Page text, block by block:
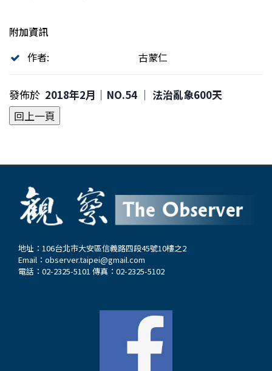
附加資訊
作者:
古蒙仁
發佈於 2018年2月｜NO.54 │ 法治亂象600天
地址：106台北市大安區信義路四段45號10樓之2
Email： observer.taipei@gmail.com
電話：02-2325-5101 傳真：02-2325-5102